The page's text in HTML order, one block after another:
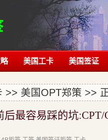
美国工卡 美国签证
>> 美国OPT郑策 >>
最容易踩的坑:CPT/